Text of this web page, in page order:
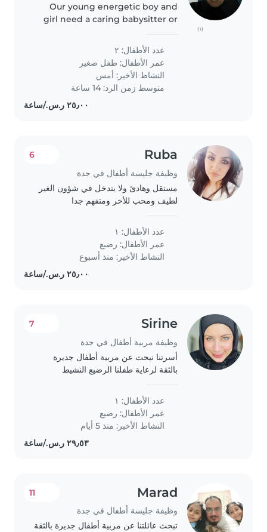
(١)
Our young energetic boy and
girl need a caring babysitter or
care. Must love playful toddlers!
Reliable, warm, and great with
kids. Must take initiative..
عدد الأطفال: ٢
عمر الأطفال: طفل صغير
النشاط الأخير: أمس
متوسط زمن الرد: 14 ساعة
Ruba
وظيفة جليسة أطفال في جدة
6
مستقل وهادئ ولا يتدخل في شؤون الغير
لطيف ومحب للأخر ومتفهم جدا
عدد الأطفال: ١
عمر الأطفال: رضيع
النشاط الأخير: منذ أسبوع
Sirine
وظيفة مربية أطفال في جدة
7
أسرتنا نبحث عن مربية أطفال جديرة
بالثقة لرعاية طفلنا الرضيع النشيط
جيدة مع الطبخ والمهام المنزلية الخفيفة.נו.
نهلاتر الترحيب بمن له خبرة في رعاية
الأطفال،..
عدد الأطفال: ١
عمر الأطفال: رضيع
النشاط الأخير: منذ 5 أيام
Marad
وظيفة جليسة أطفال في جدة
11
تبحث عائلتنا عن مربية أطفال جديرة بالثقة